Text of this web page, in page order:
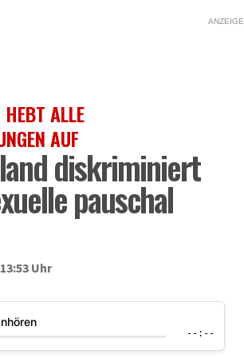
ANZEIGE
ALLE
AUF
diskriminiert
pauschal
Uhr
--:--